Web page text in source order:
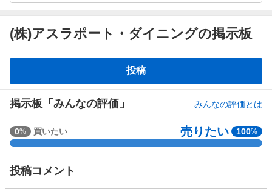
(株)アスラポート・ダイニングの掲示板
板
投稿
掲示板「みんなの評価」 みんなの評価とは
強
く
い
0% 買いたい 売りたい 100%
投稿コメント